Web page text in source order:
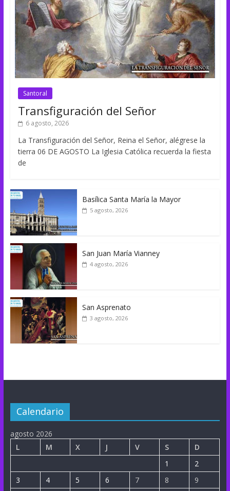
Santoral
Transfiguración del Señor
6 agosto, 2026
La Transfiguración del Señor, Reina el Señor, alégrese la
tierra 06 DE AGOSTO La Iglesia Católica recuerda la fiesta
de
Basílica Santa María la Mayor
5 agosto, 2026
San Juan María Vianney
4 agosto, 2026
San Asprenato
3 agosto, 2026
Calendario
agosto 2026
L
M X J V S
D
1
2
3
4 5 6 7 8
9